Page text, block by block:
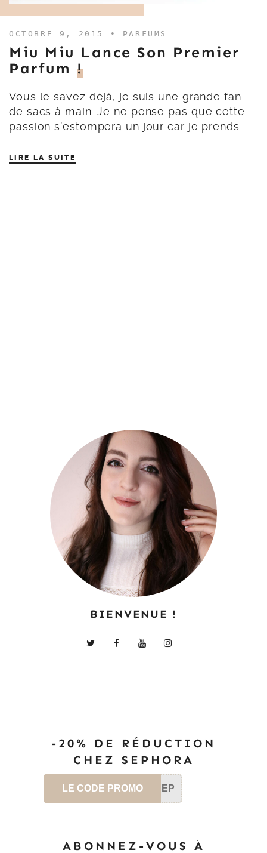
OCTOBRE 9, 2015 • PARFUMS
Miu Miu Lance Son Premier
Parfum !
Vous le savez déjà, je suis une grande fan
de sacs à main. Je ne pense pas que cette
passion s’estompera un jour car je prends…
LIRE LA SUITE
BIENVENUE !
-20% DE RÉDUCTION
CHEZ SEPHORA
LE CODE PROMO SEP
ABONNEZ-VOUS À